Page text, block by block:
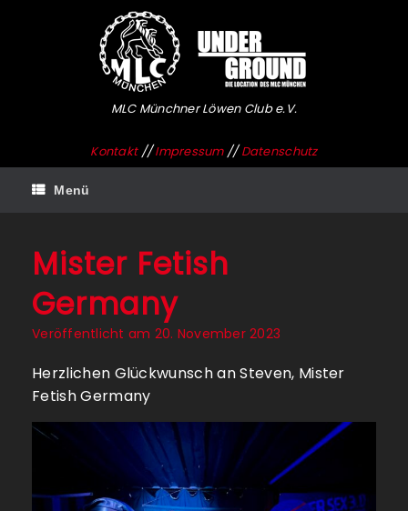
MLC Münchner Löwen Club e.V.
Kontakt//Impressum//Datenschutz
Menü
Mister Fetish
Germany
Veröffentlicht am 20. November 2023
Herzlichen Glückwunsch an Steven, Mister
Fetish Germany